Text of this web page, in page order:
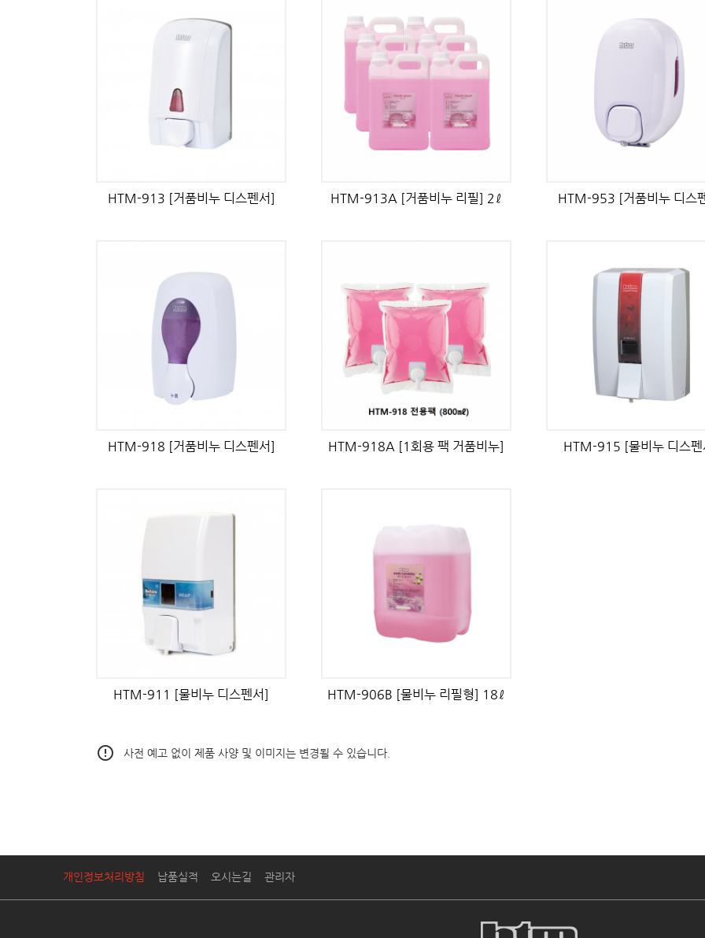
HTM-913 [거품비누 디스펜서] HTM-913A [거품비누 리필] 2ℓ HTM-953 [거품비누 디스
HTM-918 [거품비누 디스펜서] HTM-918A [1회용 팩 거품비누] HTM-915 [물비누 디스
HTM-911 [물비누 디스펜서] HTM-906B [물비누 리필형] 18ℓ
error_outline 사전 예고 없이 제품 사양 및 이미지는 변경될 수 있습니다.
개인정보처리방침 납품실적 오시는길 관리자